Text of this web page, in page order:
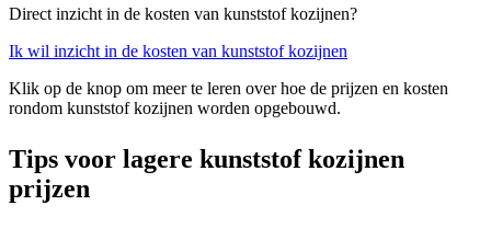
Direct inzicht in de kosten van kunststof kozijnen?
Ik wil inzicht in de kosten van kunststof kozijnen
Klik op de knop om meer te leren over hoe de prijzen en kosten
rondom kunststof kozijnen worden opgebouwd.
Tips voor lagere kunststof kozijnen
prijzen